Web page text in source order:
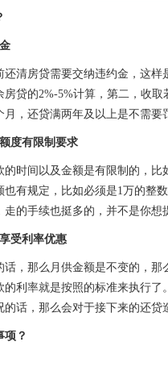
还清房贷需要交纳违约金，这
贷的2%-5%计算，第二，收
，还贷满两年及以上是不需要
度有限制要求
的时间以及金额是有限制的，
有规定，比如必须是1万的整
的手续也挺多的，并不是你想
受利率优惠
话，那么月供金额是不变的，
的利率就是按照的标准来执行
话，那么会对于接下来的还贷
项？